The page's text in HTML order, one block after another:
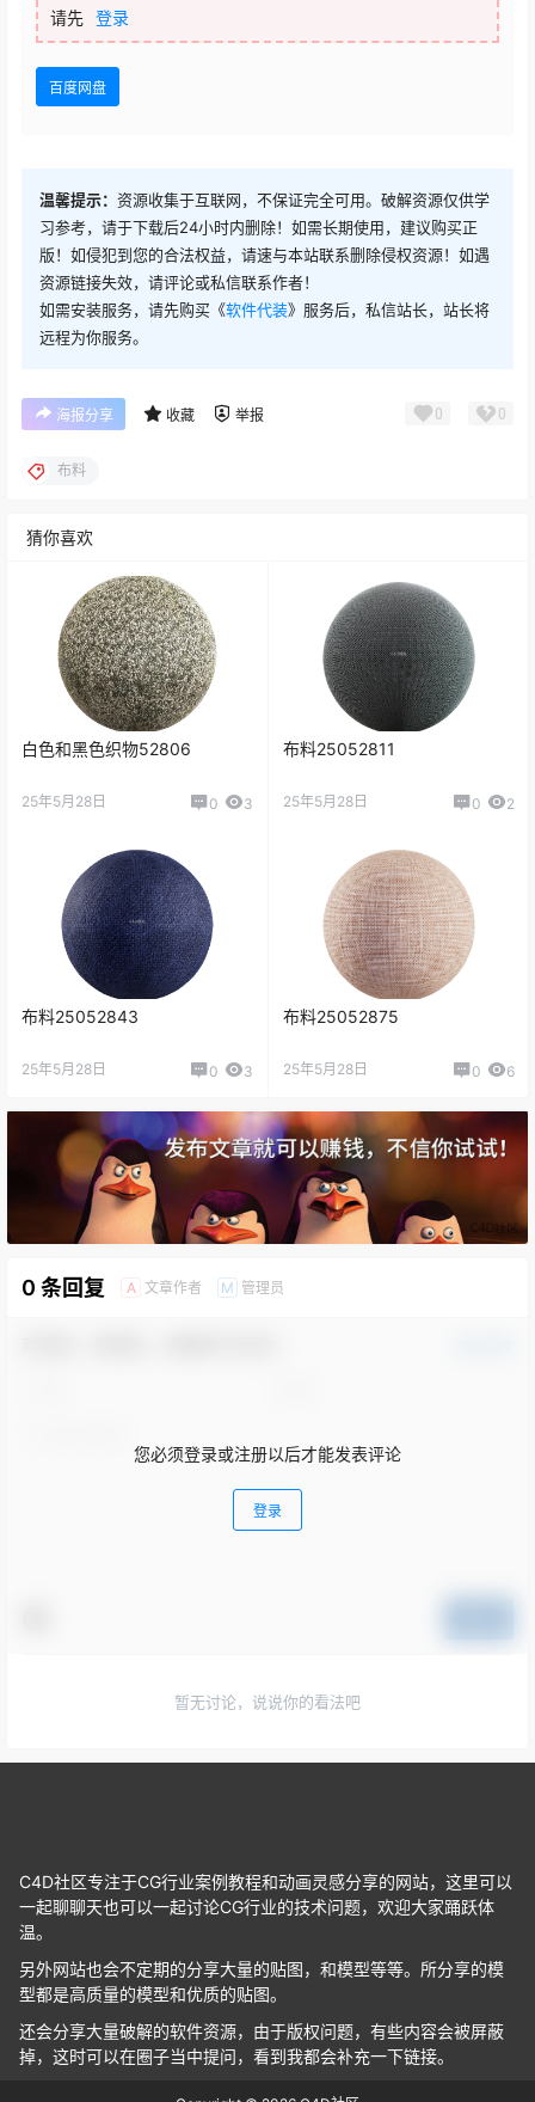
请先 登录
百度网盘
温馨提示： 资源收集于互联网，不保证完全可用。破解资源仅供学
习参考，请于下载后24小时内删除！如需长期使用，建议购买正
版！如侵犯到您的合法权益，请速与本站联系删除侵权资源！如遇
资源链接失效，请评论或私信联系作者！
如需安装服务，请先购买《软件代装》服务后，私信站长，站长将
远程为你服务。
海报分享 收藏 举报 0 0
布料
猜你喜欢
白色和黑色织物52806
25年5月28日 0 3
布料25052811
25年5月28日 0 2
布料25052843
25年5月28日 0 3
布料25052875
25年5月28日 0 6
0 条回复 A 文章作者 M 管理员
您必须登录或注册以后才能发表评论
登录
暂无讨论，说说你的看法吧
C4D社区专注于CG行业案例教程和动画灵感分享的网站，这里可以
一起聊聊天也可以一起讨论CG行业的技术问题，欢迎大家踊跃体
温。
另外网站也会不定期的分享大量的贴图，和模型等等。所分享的模
型都是高质量的模型和优质的贴图。
还会分享大量破解的软件资源，由于版权问题，有些内容会被屏蔽
掉，这时可以在圈子当中提问，看到我都会补充一下链接。